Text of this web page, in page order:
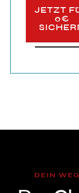
JETZT
0€
DEIN